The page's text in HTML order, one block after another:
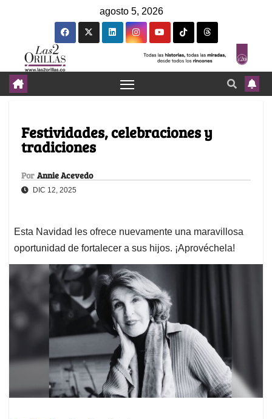
agosto 5, 2026
Festividades, celebraciones y
tradiciones
Por Annie Acevedo
DIC 12, 2025
Esta Navidad les ofrece nuevamente una maravillosa
oportunidad de fortalecer a sus hijos. ¡Aprovéchela!